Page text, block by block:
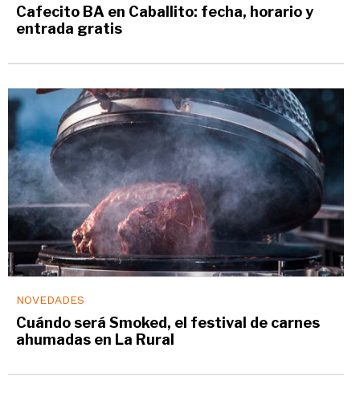
Cafecito BA en Caballito: fecha, horario y
entrada gratis
NOVEDADES
Cuándo será Smoked, el festival de carnes
ahumadas en La Rural